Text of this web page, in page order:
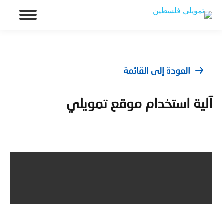
العودة إلى القائمة
آلية استخدام موقع تمويلي